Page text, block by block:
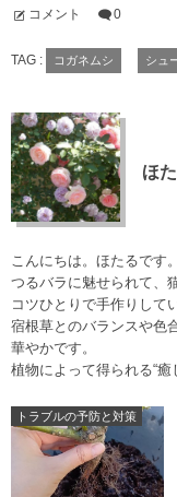
コメント 0
TAG : コガネムシ シュ
ほ
こんにちは。ほたるです。
つるバラに魅せられて、
コツひとりで手作りして
宿根草とのバランスや色
華やかです。
植物によって得られる“癒
トラブルの予防と対策